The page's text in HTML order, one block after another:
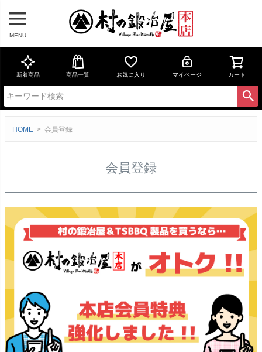
MENU
新着商品 商品一覧 お気に入り マイページ カート
HOME 会員登録
会員登録